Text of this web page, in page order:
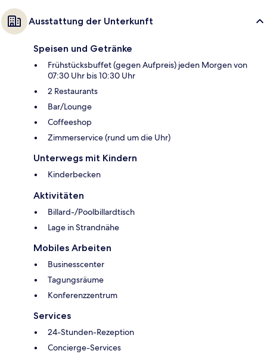
Ausstattung der Unterkunft
Speisen und Getränke
Frühstücksbuffet (gegen Aufpreis) jeden Morgen von
07:30 Uhr bis 10:30 Uhr
2 Restaurants
Bar/Lounge
Coffeeshop
Zimmerservice (rund um die Uhr)
Unterwegs mit Kindern
Kinderbecken
Aktivitäten
Billard-/Poolbillardtisch
Lage in Strandnähe
Mobiles Arbeiten
Businesscenter
Tagungsräume
Konferenzzentrum
Services
24-Stunden-Rezeption
Concierge-Services